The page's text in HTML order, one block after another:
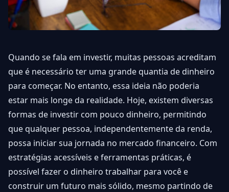
Quando se fala em investir, muitas pessoas acreditam
que é necessário ter uma grande quantia de dinheiro
para começar. No entanto, essa ideia não poderia
estar mais longe da realidade. Hoje, existem diversas
formas de investir com pouco dinheiro, permitindo
que qualquer pessoa, independentemente da renda,
possa iniciar sua jornada no mercado financeiro. Com
estratégias acessíveis e ferramentas práticas, é
possível fazer o dinheiro trabalhar para você e
construir um futuro mais sólido, mesmo partindo de